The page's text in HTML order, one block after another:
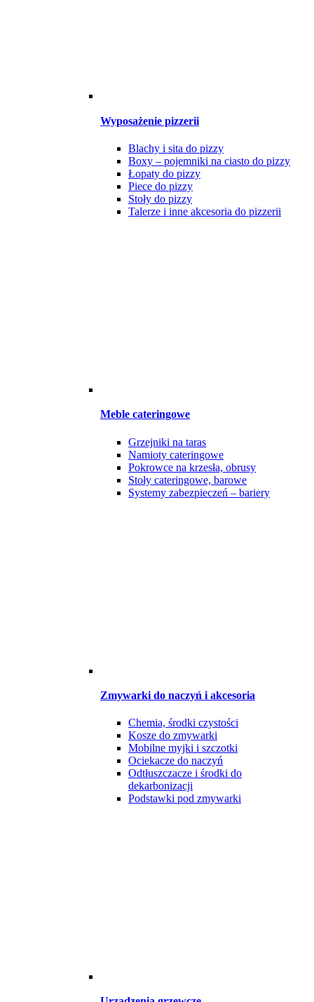
Wyposażenie pizzerii
Blachy i sita do pizzy
Boxy – pojemniki na ciasto do pizzy
Łopaty do pizzy
Piece do pizzy
Stoły do pizzy
Talerze i inne akcesoria do pizzerii
Meble cateringowe
Grzejniki na taras
Namioty cateringowe
Pokrowce na krzesła, obrusy
Stoły cateringowe, barowe
Systemy zabezpieczeń – bariery
Zmywarki do naczyń i akcesoria
Chemia, środki czystości
Kosze do zmywarki
Mobilne myjki i szczotki
Ociekacze do naczyń
Odtłuszczacze i środki do
dekarbonizacji
Podstawki pod zmywarki